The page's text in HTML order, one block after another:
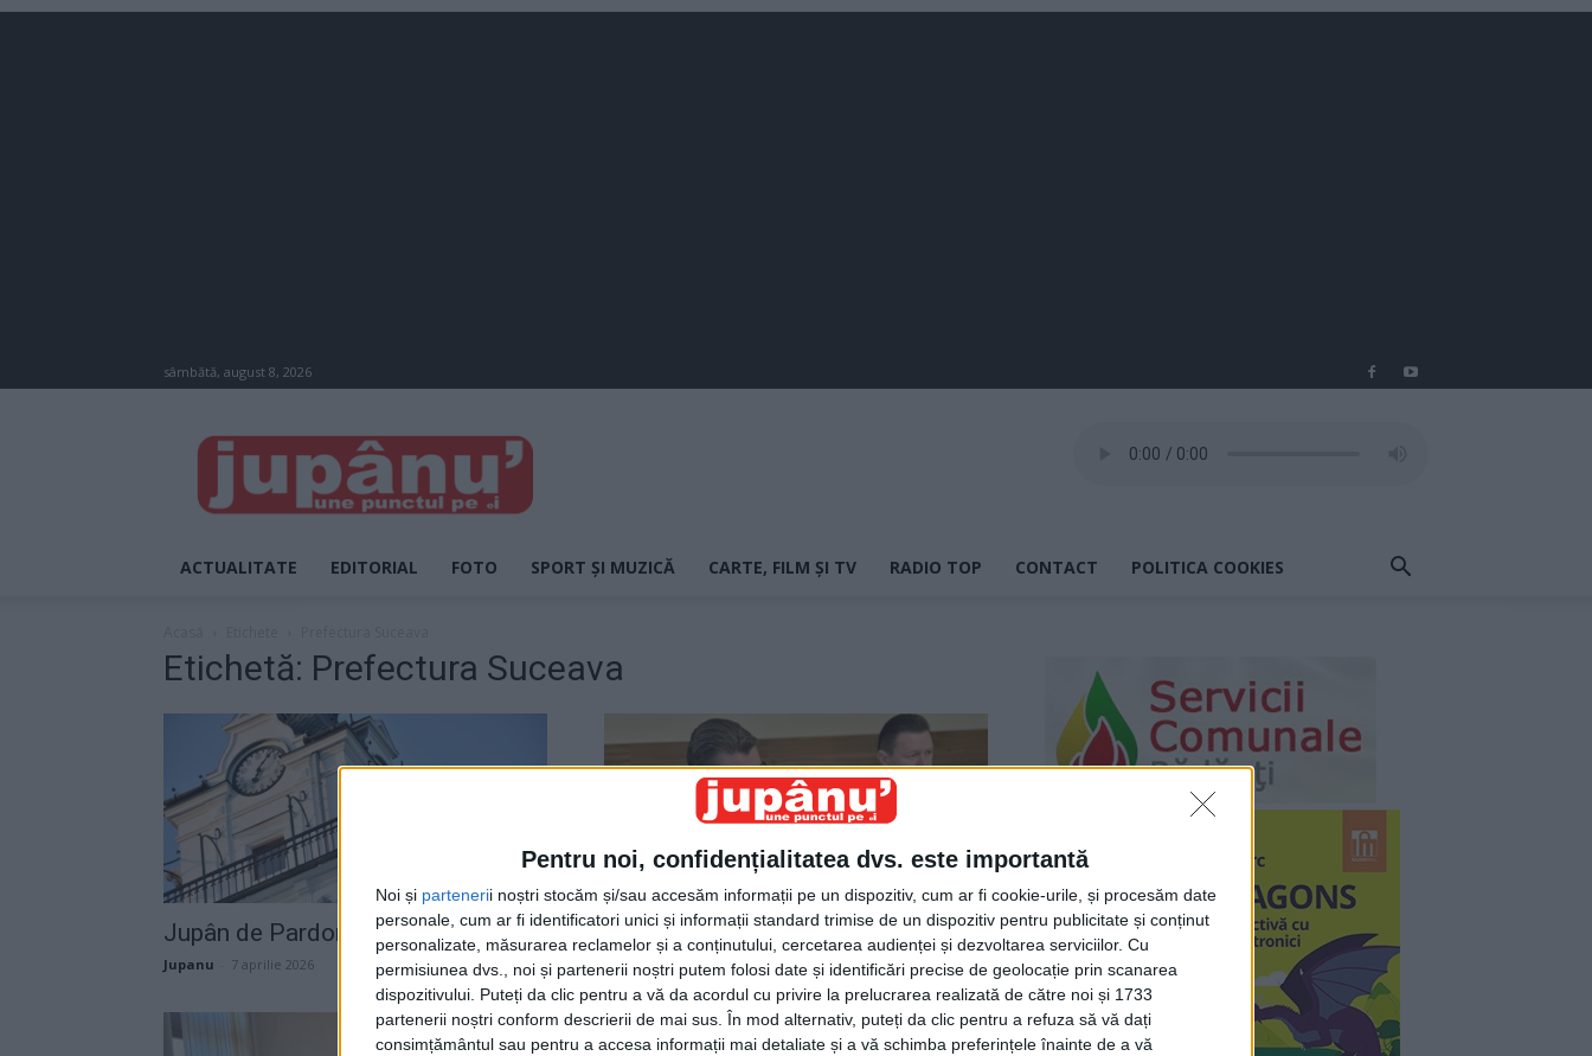
Pentru noi, confidențialitatea dvs. este importantă
Noi și partenerii noștri stocăm și/sau accesăm informații pe un dispozitiv, cum ar fi cookie-urile, și procesăm date
personale, cum ar fi identificatori unici și informații standard trimise de un dispozitiv pentru publicitate și conținut
personalizate, măsurarea reclamelor și a conținutului, cercetarea audienței și dezvoltarea serviciilor. Cu
permisiunea dvs., noi și partenerii noștri putem folosi date și identificări precise de geolocație prin scanarea
dispozitivului. Puteți da clic pentru a vă da acordul cu privire la prelucrarea realizată de către noi și 1733
partenerii noștri conform descrierii de mai sus. În mod alternativ, puteți da clic pentru a refuza să vă dați
consimțământul sau pentru a accesa informații mai detaliate și a vă schimba preferințele înainte de a vă
sâmbătă, august 8, 2026
JUPÂNU'
ACTUALITATE EDITORIAL FOTO SPORT ȘI MUZICĂ CARTE, FILM ȘI TV RADIO TOP CONTACT POLITICA COOKIES
Etichetă: Prefectura Suceava
Jupân de Pardon
Jupanu 7 aprilie 2026
Jupân de Pardon
Jupanu - 17 februarie 2026